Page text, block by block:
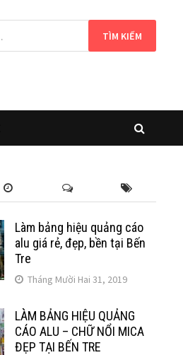
Làm bảng hiệu quảng cáo
alu giá rẻ, đẹp, bền tại Bến
Tre
Tháng Mười Hai 31, 2019
LÀM BẢNG HIỆU QUẢNG
CÁO ALU – CHỮ NỔI MICA
ĐẸP TẠI BẾN TRE